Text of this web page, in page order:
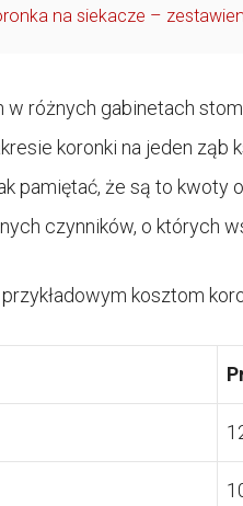
na siekacze –
w różnych gabinetach
koronki na jeden ząb
pamiętać, że są to
czynników, o których
kosztom